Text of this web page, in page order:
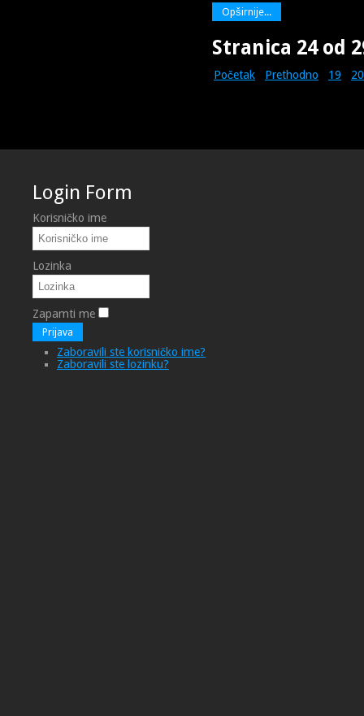
Opširnije...
Stranica 24 od
Početak Prethodno 19 20
Login Form
Korisničko ime
Lozinka
Zapamti me
Prijava
Zaboravili ste korisničko ime?
Zaboravili ste lozinku?